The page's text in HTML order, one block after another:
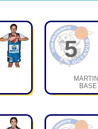
5
BASE